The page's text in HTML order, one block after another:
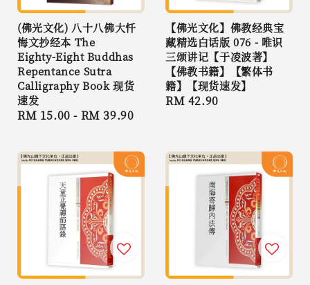
(佛光文化) 八十八佛大忏
悔文抄经本 The
Eighty-Eight Buddhas
Repentance Sutra
Calligraphy Book 现货
速发
Regular
RM 15.00 - RM 39.90
【佛光文化】佛教经典宝
藏精选白话版 076 - 唯识
三颂讲记【于凌波著】
【佛教书籍】【繁体书
籍】【现货速发】
Regular
RM 42.90